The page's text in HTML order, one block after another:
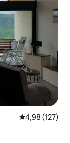
5 üzerinden
4,98 (127)